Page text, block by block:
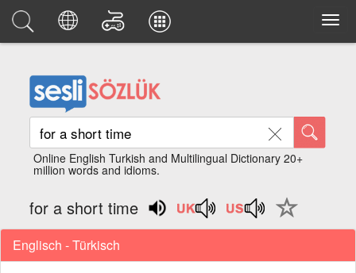
Online English Turkish and Multilingual Dictionary 20+
million words and idioms.
for a short time
Englisch - Türkisch